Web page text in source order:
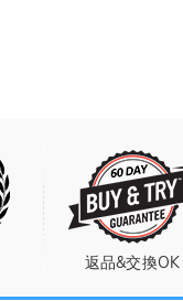
返品&交換OK